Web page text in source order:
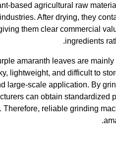
based agricultural raw
After drying, they
them clear commercial
ingredients
amaranth leaves are
lightweight, and difficult to
large-scale application. By
can obtain standardized
Therefore, reliable grinding